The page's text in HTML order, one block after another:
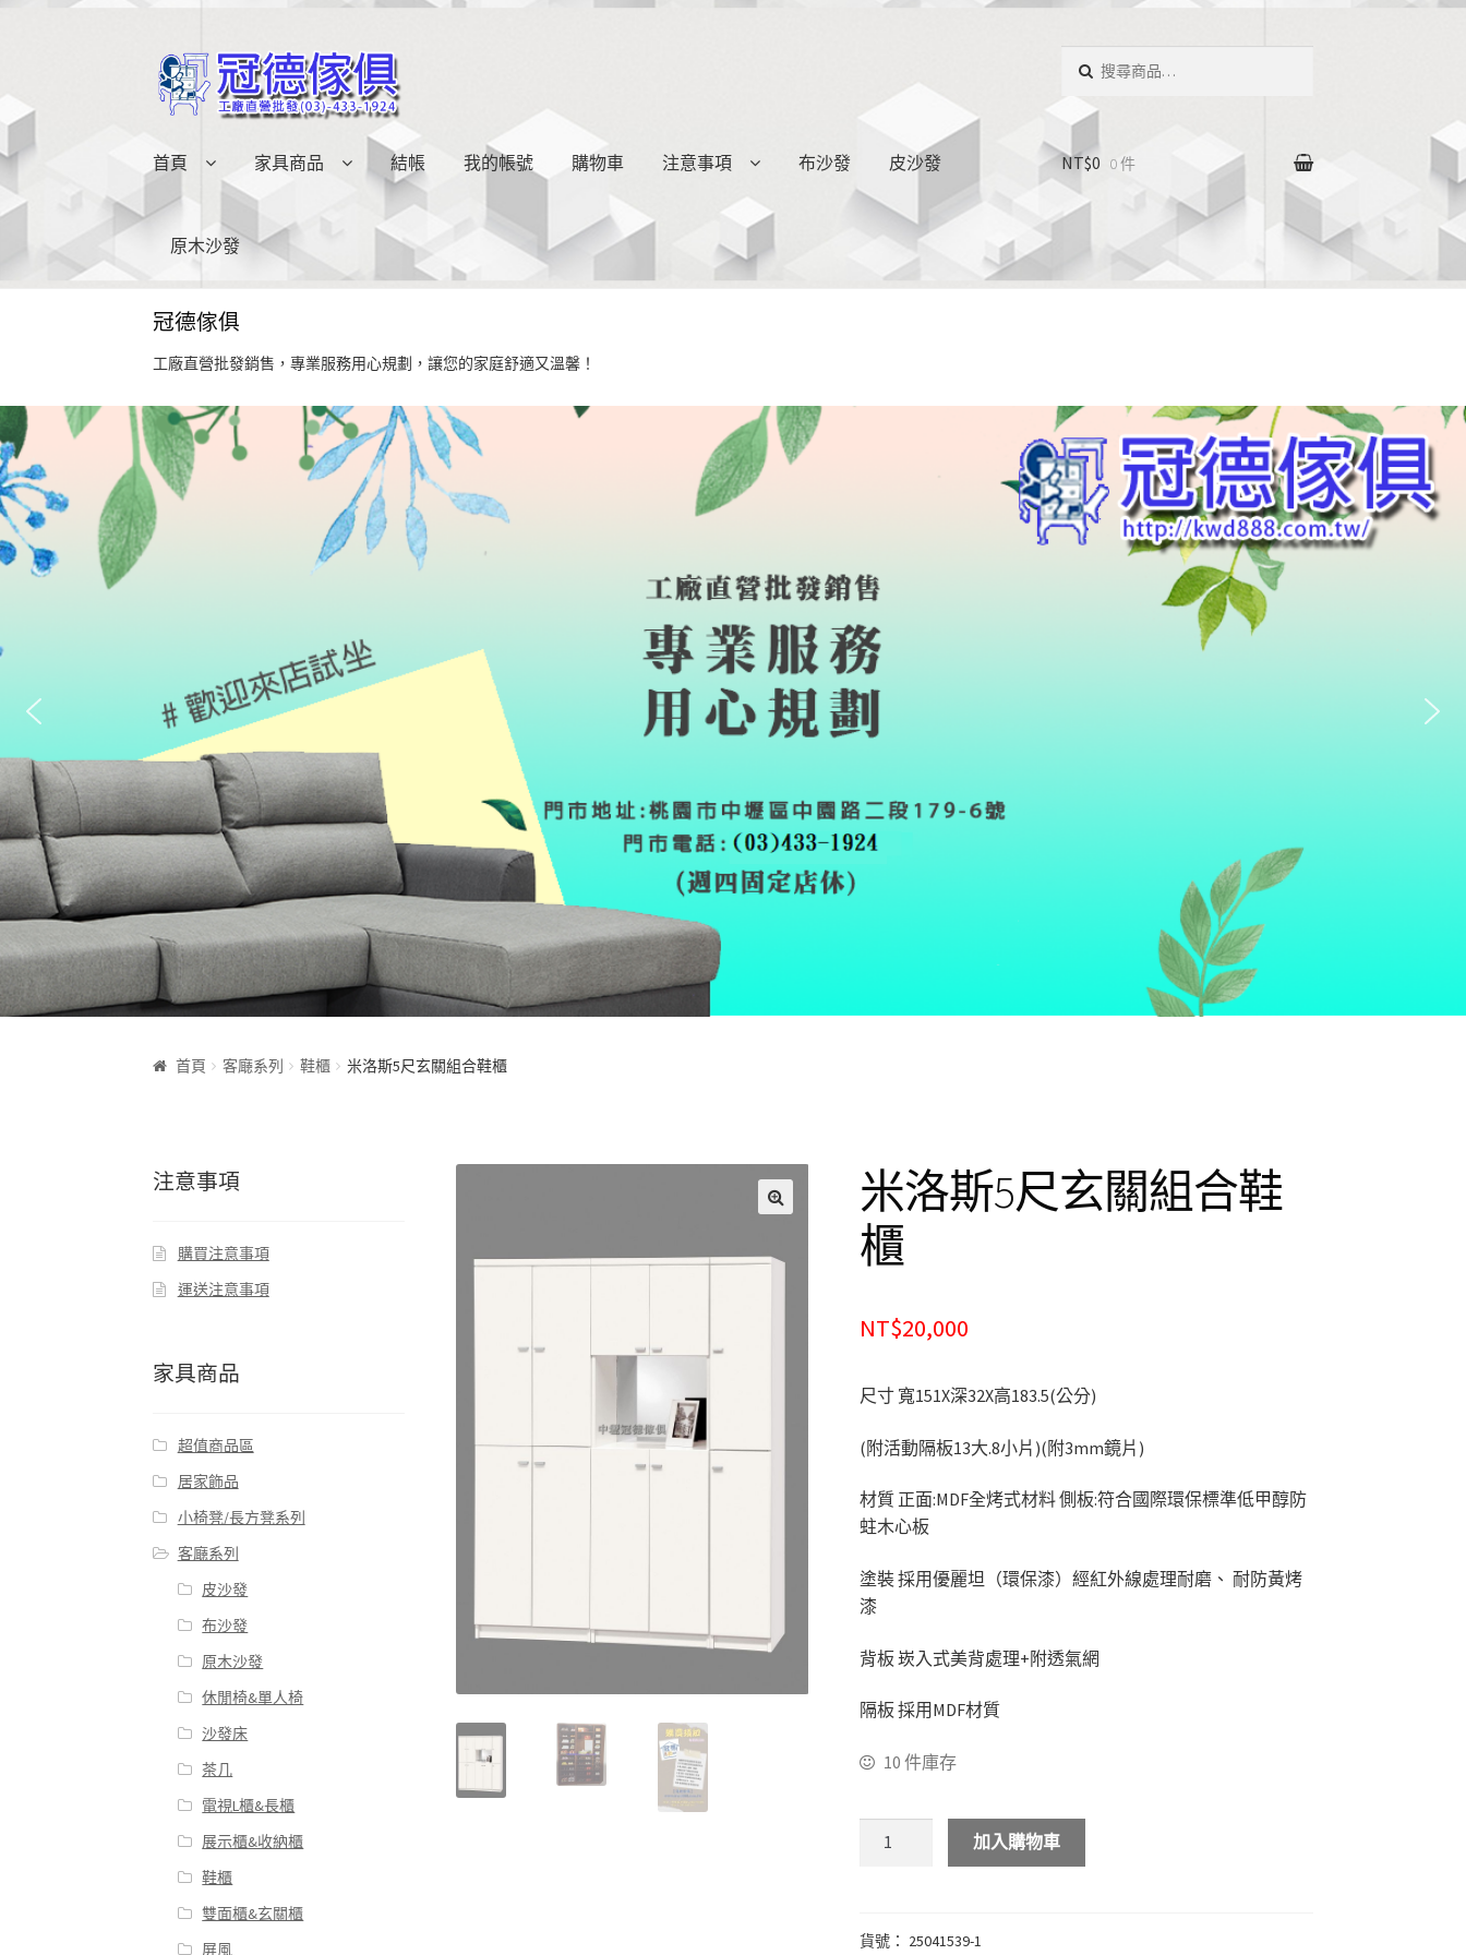
略
過
導
跳
至
內
尋：
首頁 家具商品 結帳 我的帳號 購物車 注意事項 布沙發 皮沙發
原木沙發
NT$0 0 件
冠德傢俱
工廠直營批發銷售，專業服務用心規劃，讓您的家庭舒適又溫馨！
首頁 客廰系列 鞋櫃 米洛斯5尺玄關組合鞋櫃
米洛斯5尺玄關組合鞋
櫃
NT$20,000
尺寸 寬151X深32X高183.5(公分)
(附活動隔板13大.8小片)(附3mm鏡片)
材質 正面:MDF全烤式材料 側板:符合國際環保標準低甲醇防
蛀木心板
塗裝 採用優麗坦（環保漆）經紅外線處理耐磨、 耐防黃烤
漆
背板 崁入式美背處理+附透氣網
隔板 採用MDF材質
10 件庫存
加入購物車
貨號： 25041539-1
注意事項
購買注意事項
運送注意事項
家具商品
超值商品區
居家飾品
小椅凳/長方凳系列
客廰系列
皮沙發
布沙發
原木沙發
休閒椅&單人椅
沙發床
茶几
電視L櫃&長櫃
展示櫃&收納櫃
鞋櫃
雙面櫃&玄關櫃
屏風